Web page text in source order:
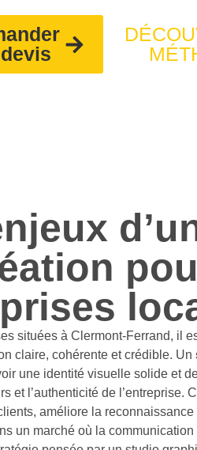
situées à Clermont-Ferrand, il
claire, cohérente et crédible. Un
une identité visuelle solide et
et l’authenticité de l’entreprise.
améliore la
un marché où la